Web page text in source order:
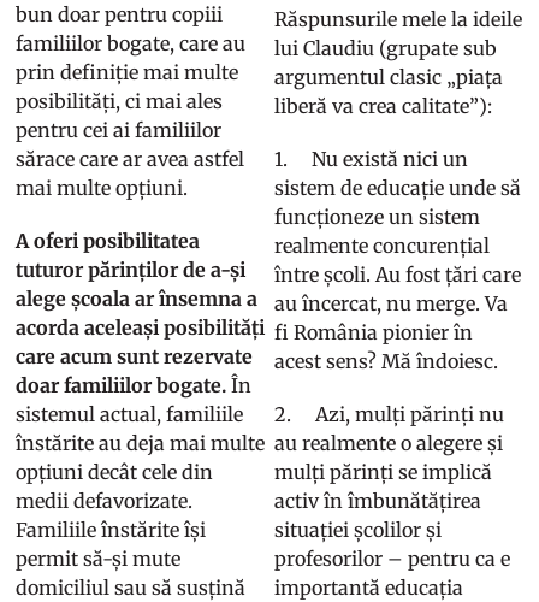
bun doar pentru copiii
familiilor bogate, care au
prin definiție mai multe
posibilități, ci mai ales
pentru cei ai familiilor
sărace care ar avea astfel
mai multe opțiuni.
A oferi posibilitatea
tuturor părinților de a-și
alege școala ar însemna a
acorda aceleași posibilități
care acum sunt rezervate
doar familiilor bogate. În
sistemul actual, familiile
înstărite au deja mai multe
opțiuni decât cele din
medii defavorizate.
Familiile înstărite își
permit să-și mute
domiciliul sau să susțină
Răspunsurile mele la ideile
lui Claudiu (grupate sub
argumentul clasic „piața
liberă va crea calitate”):
1. Nu există nici un
sistem de educație unde să
funcționeze un sistem
realmente concurențial
între școli. Au fost țări care
au încercat, nu merge. Va
fi România pionier în
acest sens? Mă îndoiesc.
2. Azi, mulți părinți nu
au realmente o alegere și
mulți părinți se implică
activ în îmbunătățirea
situației școlilor și
profesorilor – pentru ca e
importantă educația